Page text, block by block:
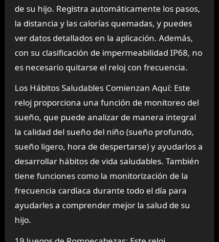
de su hijo. Registra automáticamente los pasos,
la distancia y las calorías quemadas, y puedes
ver datos detallados en la aplicación. Además,
con su clasificación de impermeabilidad IP68, no
es necesario quitarse el reloj con frecuencia.
Los Hábitos Saludables Comienzan Aquí: Este
reloj proporciona una función de monitoreo del
sueño, que puede analizar de manera integral
la calidad del sueño del niño (sueño profundo,
sueño ligero, hora de despertarse) y ayudarlos a
desarrollar hábitos de vida saludables. También
tiene funciones como la monitorización de la
frecuencia cardíaca durante todo el día para
ayudarles a comprender mejor la salud de su
hijo.